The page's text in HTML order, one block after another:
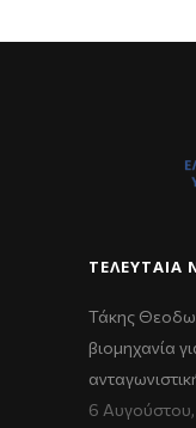
ΤΕΛΕΥΤΑΊΑ
Τάκης
βιομηχανία
6